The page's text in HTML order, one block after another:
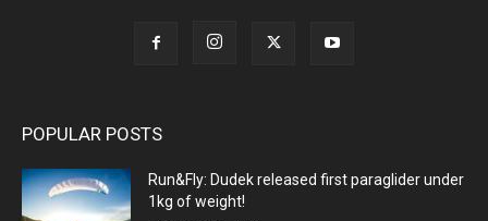
POPULAR POSTS
Run&Fly: Dudek released first paraglider under
1kg of weight!